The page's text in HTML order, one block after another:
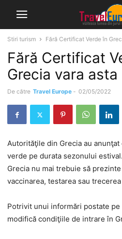
Stiri turism Fără Certificat Verde în
Fără Certificat
Grecia vara asta
De către Travel Europe - 02/05/2022
Autorităţile din Grecia au
verde pe durata sezonului
Grecia nu mai trebuie să
vaccinarea, testarea sau
Potrivit unui informări postate pe
modifică condiţiile de intrare în